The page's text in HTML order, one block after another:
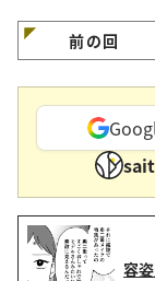
前の回
容